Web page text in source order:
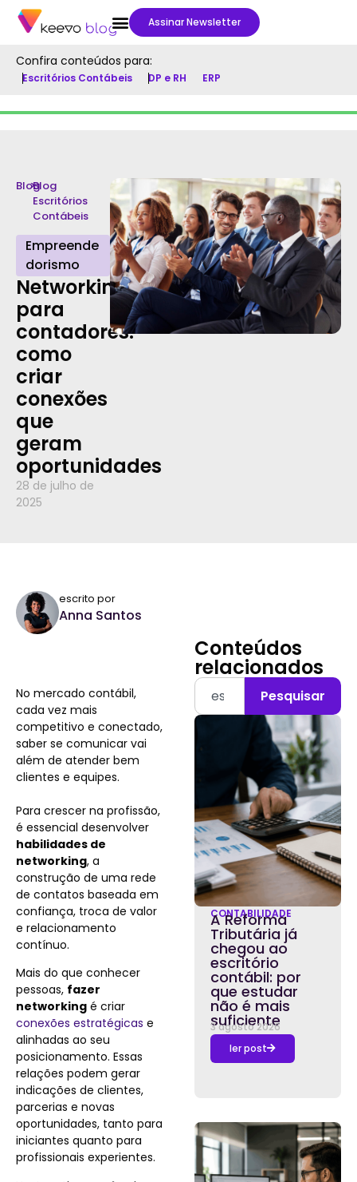
Assinar Newsletter
Confira conteúdos para:
Escritórios Contábeis DP e RH ERP
Blog
>Blog
Escritórios
Contábeis
Empreende
dorismo
Networking
para
contadores:
como
criar
conexões
que
geram
oportunidades
28 de julho de
2025
escrito por
Anna Santos
No mercado contábil,
cada vez mais
competitivo e conectado,
saber se comunicar vai
além de atender bem
clientes e equipes.
Para crescer na profissão,
é essencial desenvolver
habilidades de
networking, a
construção de uma rede
de contatos baseada em
confiança, troca de valor
e relacionamento
contínuo.
Mais do que conhecer
pessoas, fazer
networking é criar
conexões estratégicas e
alinhadas ao seu
posicionamento. Essas
relações podem gerar
indicações de clientes,
parcerias e novas
oportunidades, tanto para
iniciantes quanto para
profissionais experientes.
Conteúdos
relacionados
Pesquisar
CONTABILIDADE
A Reforma
Tributária já
chegou ao
escritório
contábil: por
que estudar
não é mais
suficiente
3 agosto 2026
ler post